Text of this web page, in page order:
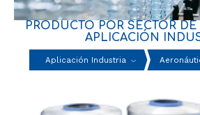
PRODUCTO POR SECTOR
APLICACIÓN
Aplicación Industria